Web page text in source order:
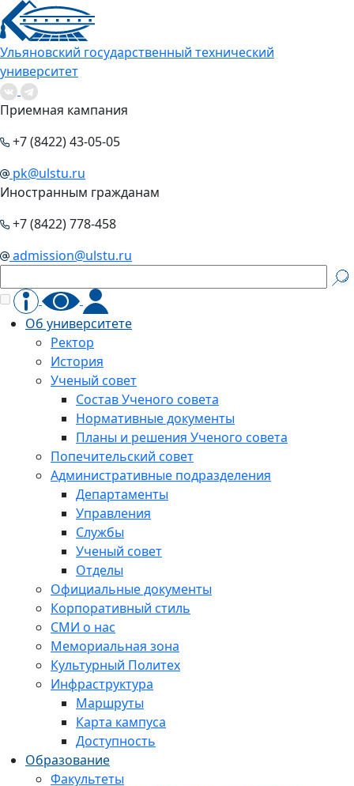
Ульяновский государственный технический
университет
Приемная кампания
+7 (8422) 43-05-05
pk@ulstu.ru
Иностранным гражданам
+7 (8422) 778-458
admission@ulstu.ru
Об университете
Ректор
История
Ученый совет
Состав Ученого совета
Нормативные документы
Планы и решения Ученого совета
Попечительский совет
Административные подразделения
Департаменты
Управления
Службы
Ученый совет
Отделы
Официальные документы
Корпоративный стиль
СМИ о нас
Мемориальная зона
Культурный Политех
Инфраструктура
Маршруты
Карта кампуса
Доступность
Образование
Факультеты